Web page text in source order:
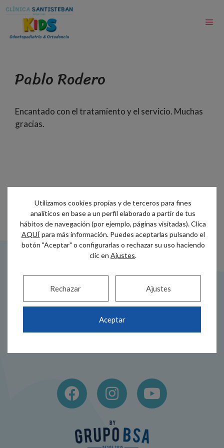
Pablo Rodero
Encantado con el tratamiento y el servicio. Muchas
gracias.
Alameda Recalde 944 44 38 00
Utilizamos cookies propias y de terceros para fines
analíticos en base a un perfil elaborado a partir de tus
hábitos de navegación (por ejemplo, páginas visitadas). Clica
AQUÍpara más información. Puedes aceptarlas pulsando el
botón "Aceptar" o configurarlas o rechazar su uso haciendo
clic en Ajustes.
Aceptar
Rechazar Ajustes